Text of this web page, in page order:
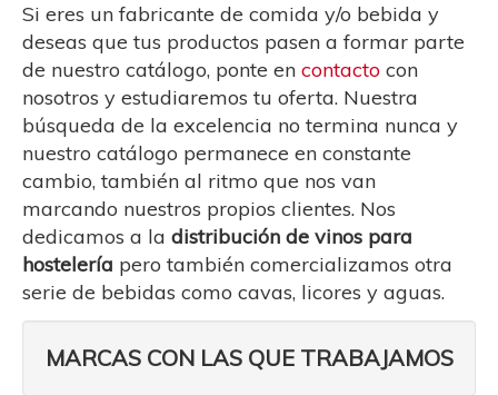
Si eres un fabricante de comida y/o bebida y
deseas que tus productos pasen a formar parte
de nuestro catálogo, ponte en contacto con
nosotros y estudiaremos tu oferta. Nuestra
búsqueda de la excelencia no termina nunca y
nuestro catálogo permanece en constante
cambio, también al ritmo que nos van
marcando nuestros propios clientes. Nos
dedicamos a la distribución de vinos para
hostelería pero también comercializamos otra
serie de bebidas como cavas, licores y aguas.
MARCAS CON LAS QUE TRABAJAMOS